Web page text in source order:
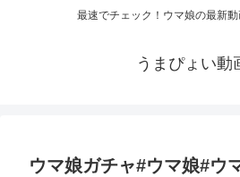
最速でチェック！ウマ娘の最新動
うまぴょい動
ウマ娘ガチャ#ウマ娘#ウ